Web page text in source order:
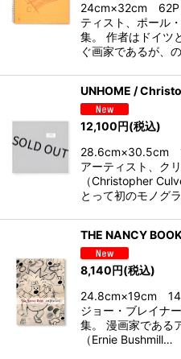
24cm×32cm 62P
ティスト、ポール
集。 作者はドイツ
ぐ画家であるが、
UNHOME /
12,100円(税込)
28.6cm×30.5cm
アーティスト、ク
（Christopher
とって初のモノグ
THE NANCY
8,140円(税込)
24.8cm×19cm
ジョー・ブレイナ
集。 漫画家である
（Ernie Bushmill…